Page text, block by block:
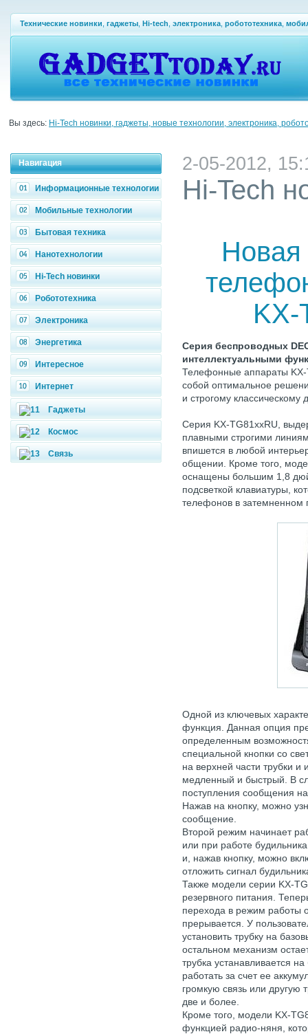
Технические новинки гаджеты Hi-tech электроника робототехника
Вы здесь: Hi-Tech новинки, гаджеты, новые технологии, электроника,
Навигация
Информационные технологии
Мобильные технологии
Бытовая техника
Нанотехнологии
Hi-Tech новинки
Робототехника
Электроника
Энергетика
Интересное
Интернет
Гаджеты
Космос
Связь
2-05-2012,
Hi-Tech
Новая
KX-
Серия беспроводных
интеллектуальными
Телефонные аппараты KX-
собой оптимальное
и строгому классическому
Серия KX-TG81ххRU,
плавными строгими
впишется в любой
общении. Кроме того,
оснащены большим 1,8
подсветкой клавиатуры,
телефонов в
Одной из ключевых
функция. Данная опция
определенным
специальной кнопки со
на верхней части трубки
медленный и быстрый. В
поступления сообщения
Нажав на кнопку, можно
сообщение.
Второй режим начинает
или при работе
и, нажав кнопку, можно
отложить сигнал
Также модели серии KX-
резервного питания.
перехода в режим работы
прерывается. У
установить трубку на
остальном механизм
трубка устанавливается
работать за счет ее
громкую связь или другую
две и более.
Кроме того, модели KX-
функцией радио-няня,